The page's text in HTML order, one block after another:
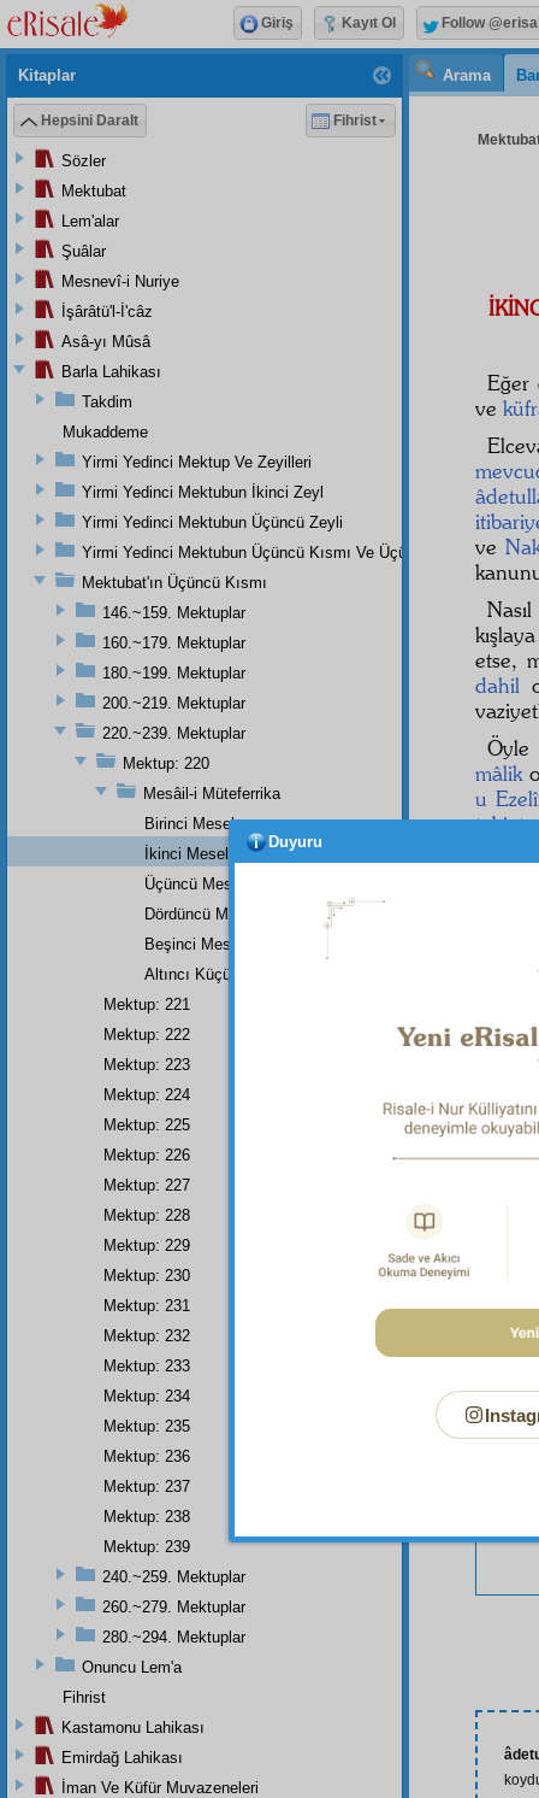
Arama
Eğer
ve
ve
etse,
dahil
mâlik
u Ezelî
tabiat
Bu
Kitaplar
Hepsini Daralt Fihrist
Sözler
Mektubat
Lem'alar
Şuâlar
Mesnevî-i Nuriye
İşârâtü'l-İ'câz
Asâ-yı Mûsâ
Barla Lahikası
Takdim
Mukaddeme
Yirmi Yedinci Mektup Ve Zeyilleri
Yirmi Yedinci Mektubun İkinci Zeyl
Yirmi Yedinci Mektubun Üçüncü Zeyli
Yirmi Yedinci Mektubun Üçüncü Kısmı Ve Üçüncü Zeylin
Mektubat'ın Üçüncü Kısmı
146.~159. Mektuplar
160.~179. Mektuplar
180.~199. Mektuplar
200.~219. Mektuplar
220.~239. Mektuplar
Mektup: 220
Mesâil-i Müteferrika
Birinci Mesele
İkinci Mesele
Üçüncü Mesele
Dördüncü Mesele
Beşinci Mesele
Altıncı Küçük Bir Mesele
Mektup: 221
Mektup: 222
Mektup: 223
Mektup: 224
Mektup: 225
Mektup: 226
Mektup: 227
Mektup: 228
Mektup: 229
Mektup: 230
Mektup: 231
Mektup: 232
Mektup: 233
Mektup: 234
Mektup: 235
Mektup: 236
Mektup: 237
Mektup: 238
Mektup: 239
240.~259. Mektuplar
260.~279. Mektuplar
280.~294. Mektuplar
Onuncu Lem'a
Fihrist
Kastamonu Lahikası
Emirdağ Lahikası
İman Ve Küfür Muvazeneleri
Giriş Kayıt Ol Follow
Duyuru